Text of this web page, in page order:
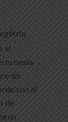
el
hasta
sin
con el
de
un